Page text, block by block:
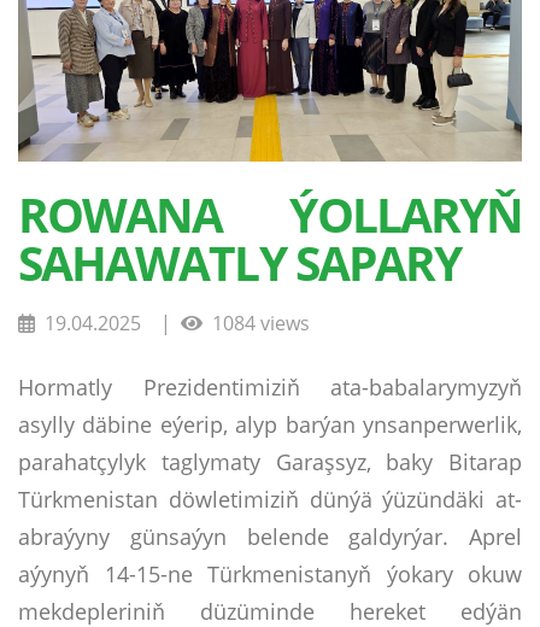
ROWANA ÝOLLARYŇ
SAHAWATLY SAPARY
19.04.2025 | 1084 views
Hormatly Prezidentimiziň ata-babalarymyzyň
asylly däbine eýerip, alyp barýan ynsanperwerlik,
parahatçylyk taglymaty Garaşsyz, baky Bitarap
Türkmenistan döwletimiziň dünýä ýüzündäki at-
abraýyny günsaýyn belende galdyrýar. Aprel
aýynyň 14-15-ne Türkmenistanyň ýokary okuw
mekdepleriniň düzüminde hereket edýän